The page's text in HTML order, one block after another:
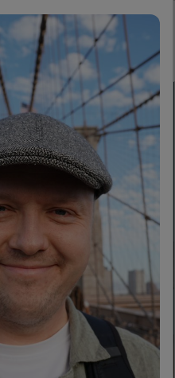
wystąpi w fazie
walkowerowi